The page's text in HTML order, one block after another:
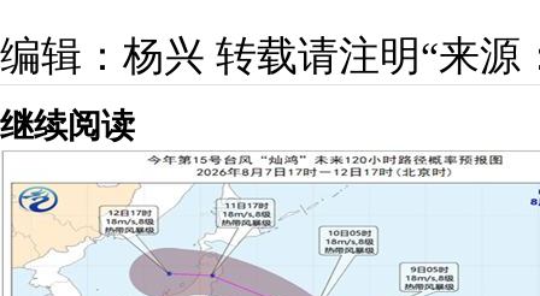
编辑：杨兴 转载请注明“来源
继续阅读